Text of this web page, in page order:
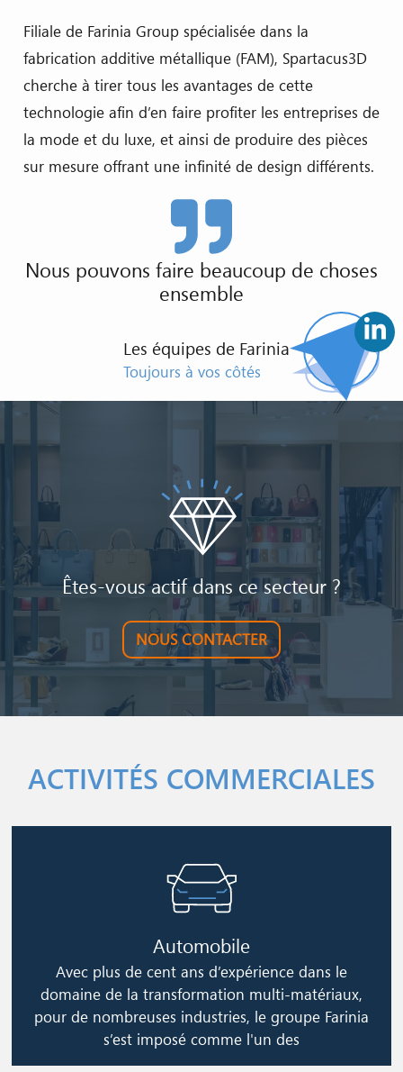
Filiale de Farinia Group spécialisée dans la
fabrication additive métallique (FAM), Spartacus3D
cherche à tirer tous les avantages de cette
technologie afin d’en faire profiter les entreprises de
la mode et du luxe, et ainsi de produire des pièces
sur mesure offrant une infinité de design différents.
Nous pouvons faire beaucoup de choses
ensemble
Les équipes de Farinia
Toujours à vos côtés
Êtes-vous actif dans ce secteur ?
NOUS CONTACTER
ACTIVITÉS COMMERCIALES
Automobile
Avec plus de cent ans d’expérience dans le
domaine de la transformation multi-matériaux,
pour de nombreuses industries, le groupe Farinia
s’est imposé comme l'un des